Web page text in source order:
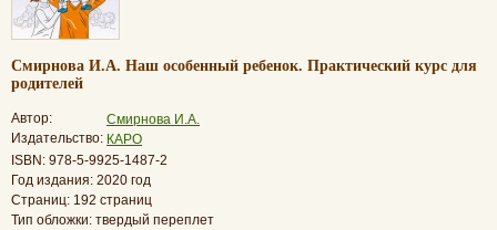
Смирнова И.А. Наш особенный ребенок. Практический курс для
родителей
Автор:
Смирнова И.А.
Издательство: КАРО
ISBN: 978-5-9925-1487-2
Год издания: 2020 год
Страниц: 192 страниц
Тип обложки: твердый переплет